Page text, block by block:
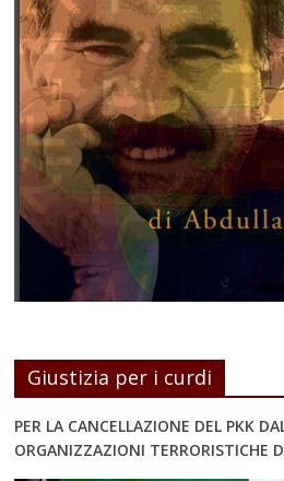
Giustizia per i curdi
PER LA CANCELLAZIONE DEL PKK
ORGANIZZAZIONI TERRORISTICHE